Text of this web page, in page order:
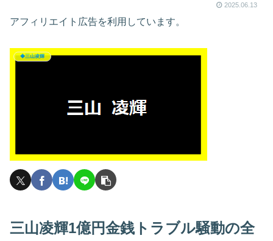
2025.06.13
アフィリエイト広告を利用しています。
◆三山凌輝
三山凌輝1億円金銭トラブル騒動の全